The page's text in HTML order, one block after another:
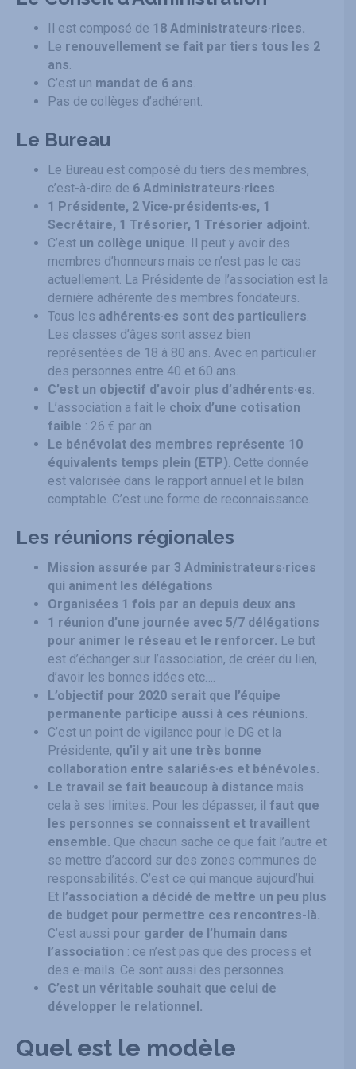
Il est composé de 18 Administrateurs·rices.
Le renouvellement se fait par tiers tous les 2
ans
C’est un mandat de 6 ans
Pas de collèges d’adhérent.
Le Bureau
Le Bureau est composé du tiers des membres,
c’est-à-dire de 6 Administrateurs·rices
1 Présidente, 2 Vice-présidents·es, 1
Secrétaire, 1 Trésorier, 1 Trésorier adjoint.
C’est un collège unique . Il peut y avoir des
membres d’honneurs mais ce n’est pas le cas
actuellement. La Présidente de l’association est la
dernière adhérente des membres fondateurs.
Tous les adhérents·es sont des particuliers
Les classes d’âges sont assez bien
représentées de 18 à 80 ans. Avec en particulier
des personnes entre 40 et 60 ans.
C’est un objectif d’avoir plus d’adhérents·es
L’association a fait le choix d’une cotisation
faible : 26 € par an.
Le bénévolat des membres représente 10
équivalents temps plein (ETP) . Cette donnée
est valorisée dans le rapport annuel et le bilan
comptable. C’est une forme de reconnaissance.
Les réunions régionales
Mission assurée par 3 Administrateurs·rices
qui animent les délégations
Organisées 1 fois par an depuis deux ans
1 réunion d’une journée avec 5/7 délégations
pour animer le réseau et le renforcer. Le but
est d’échanger sur l’association, de créer du lien,
d’avoir les bonnes idées etc….
L’objectif pour 2020 serait que l’équipe
permanente participe aussi à ces réunions
C’est un point de vigilance pour le DG et la
Présidente, qu’il y ait une très bonne
collaboration entre salariés·es et bénévoles.
Le travail se fait beaucoup à distance mais
cela à ses limites. Pour les dépasser, il faut que
les personnes se connaissent et travaillent
ensemble. Que chacun sache ce que fait l’autre et
se mettre d’accord sur des zones communes de
responsabilités. C’est ce qui manque aujourd’hui.
Et l’association a décidé de mettre un peu plus
de budget pour permettre ces rencontres-là.
C’est aussi pour garder de l’humain dans
l’association : ce n’est pas que des process et
des e-mails. Ce sont aussi des personnes.
C’est un véritable souhait que celui de
développer le relationnel.
Quel est le modèle